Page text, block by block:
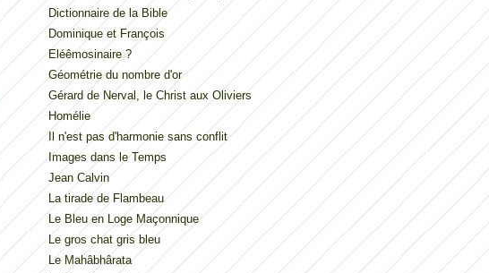
Dictionnaire de la Bible
Dominique et François
Eléêmosinaire ?
Géométrie du nombre d'or
Gérard de Nerval, le Christ aux Oliviers
Homélie
Il n'est pas d'harmonie sans conflit
Images dans le Temps
Jean Calvin
La tirade de Flambeau
Le Bleu en Loge Maçonnique
Le gros chat gris bleu
Le Mahâbhârata